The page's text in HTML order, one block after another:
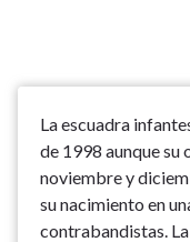
La escuadra
de 1998 aunque su
noviembre y
su nacimiento en
contrabandistas.